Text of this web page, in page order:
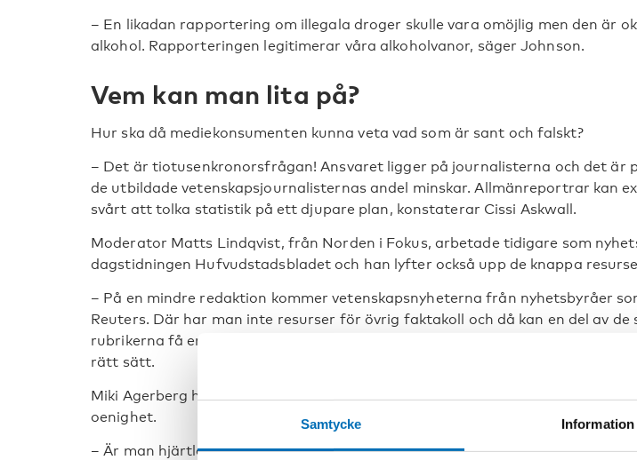
Samtycke Information
– En likadan rapportering om illegala droger skulle vara omöjlig men den är
alkohol. Rapporteringen legitimerar våra alkoholvanor, säger Johnson.
Vem kan man lita på?
Hur ska då mediekonsumenten kunna veta vad som är sant och falskt?
– Det är tiotusenkronorsfrågan! Ansvaret ligger på journalisterna och det är
de utbildade vetenskapsjournalisternas andel minskar. Allmänreportrar kan
svårt att tolka statistik på ett djupare plan, konstaterar Cissi Askwall.
Moderator Matts Lindqvist, från Norden i Fokus, arbetade tidigare som
dagstidningen Hufvudstadsbladet och han lyfter också upp de knappa
– På en mindre redaktion kommer vetenskapsnyheterna från nyhetsbyråer
Reuters. Där har man inte resurser för övrig faktakoll och då kan en del av de
rubrikerna få en stor spridning. Det gäller för mediekonsumenterna att kunna
rätt sätt.
Miki Agerberg håller med om att det är svårt och påpekar att det också bland
oenighet.
– Är man hjärtläkare anser man att alkoholen har positiva effekter och är